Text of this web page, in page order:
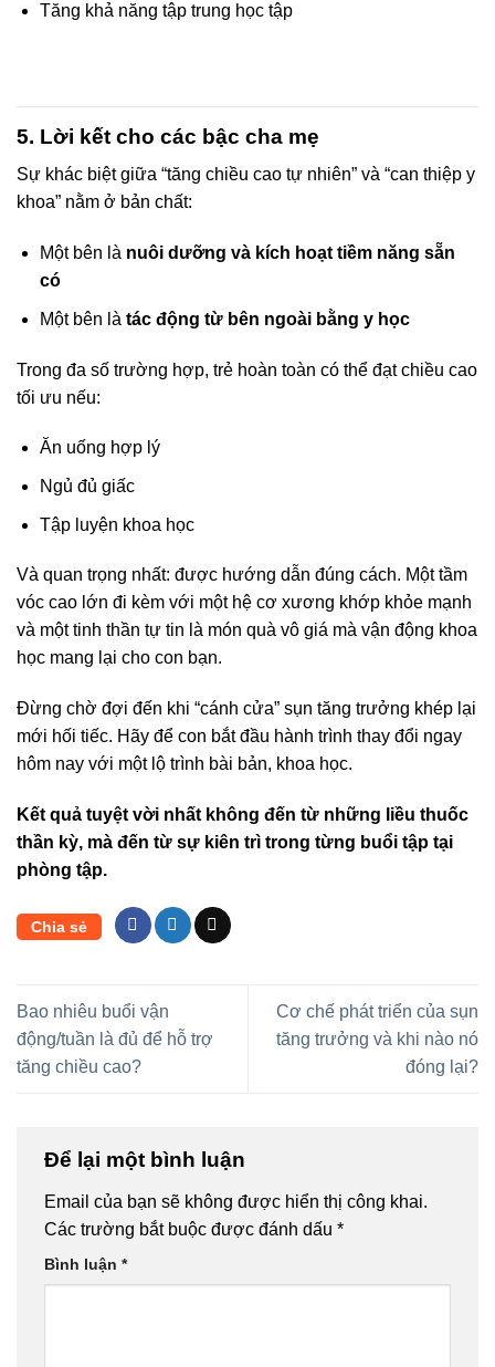
Tăng khả năng tập trung học tập
5. Lời kết cho các bậc cha mẹ
Sự khác biệt giữa “tăng chiều cao tự nhiên” và “can thiệp y
khoa” nằm ở bản chất:
Một bên là nuôi dưỡng và kích hoạt tiềm năng sẵn
có
Một bên là tác động từ bên ngoài bằng y học
Trong đa số trường hợp, trẻ hoàn toàn có thể đạt chiều cao
tối ưu nếu:
Ăn uống hợp lý
Ngủ đủ giấc
Tập luyện khoa học
Và quan trọng nhất: được hướng dẫn đúng cách. Một tầm
vóc cao lớn đi kèm với một hệ cơ xương khớp khỏe mạnh
và một tinh thần tự tin là món quà vô giá mà vận động khoa
học mang lại cho con bạn.
Đừng chờ đợi đến khi “cánh cửa” sụn tăng trưởng khép lại
mới hối tiếc. Hãy để con bắt đầu hành trình thay đổi ngay
hôm nay với một lộ trình bài bản, khoa học.
Kết quả tuyệt vời nhất không đến từ những liều thuốc
thần kỳ, mà đến từ sự kiên trì trong từng buổi tập tại
phòng tập.
Chia sẻ
Bao nhiêu buổi vận
động/tuần là đủ để hỗ trợ
tăng chiều cao?
Cơ chế phát triển của sụn
tăng trưởng và khi nào nó
đóng lại?
Để lại một bình luận
Email của bạn sẽ không được hiển thị công khai.
Các trường bắt buộc được đánh dấu *
Bình luận *